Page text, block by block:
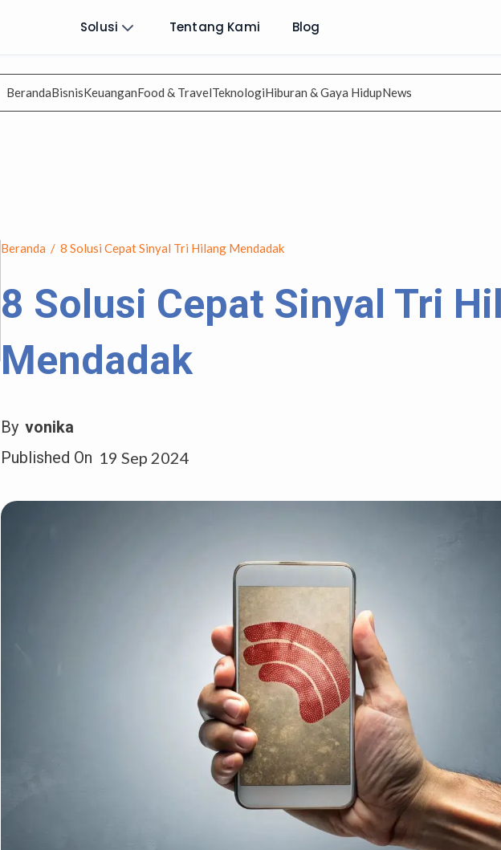
Solusi Tentang Kami Blog
BerandaBisnisKeuanganFood & TravelTeknologiHiburan & Gaya HidupNews
Beranda /8 Solusi Cepat Sinyal Tri Hilang Mendadak
8 Solusi Cepat Sinyal Tri
Mendadak
By vonika
Published On 19 Sep 2024